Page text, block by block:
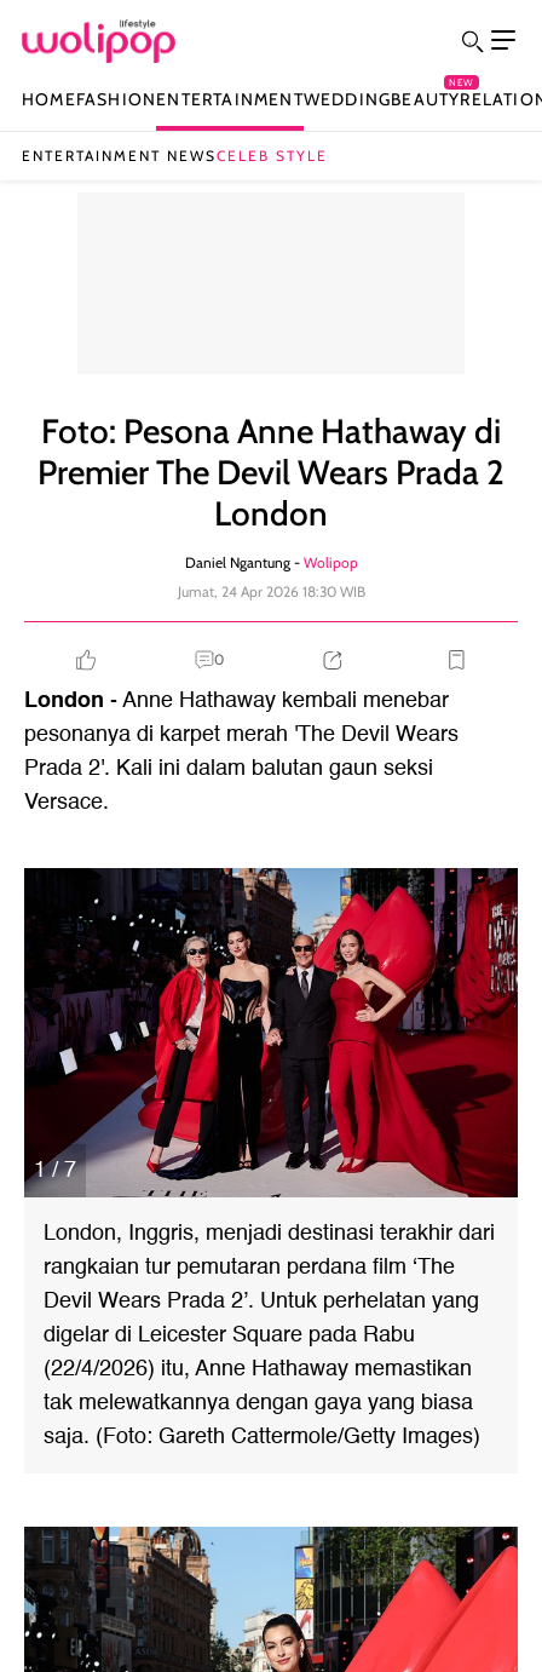
HOMEFASHIONENTERTAINMENTWEDDINGBEAUTY
NEW
ENTERTAINMENT NEWSCELEB STYLE
Foto: Pesona Anne Hathaway di
Premier The Devil Wears Prada 2
London
Daniel Ngantung - Wolipop
Jumat, 24 Apr 2026 18:30 WIB
0
London - Anne Hathaway kembali menebar
pesonanya di karpet merah 'The Devil Wears
Prada 2'. Kali ini dalam balutan gaun seksi
Versace.
1 / 7
London, Inggris, menjadi destinasi terakhir dari
rangkaian tur pemutaran perdana film ‘The
Devil Wears Prada 2’. Untuk perhelatan yang
digelar di Leicester Square pada Rabu
(22/4/2026) itu, Anne Hathaway memastikan
tak melewatkannya dengan gaya yang biasa
saja. (Foto: Gareth Cattermole/Getty Images)